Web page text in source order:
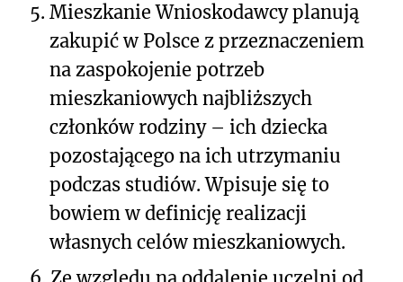
5. Mieszkanie Wnioskodawcy planują
zakupić w Polsce z przeznaczeniem
na zaspokojenie potrzeb
mieszkaniowych najbliższych
członków rodziny – ich dziecka
pozostającego na ich utrzymaniu
podczas studiów. Wpisuje się to
bowiem w definicję realizacji
własnych celów mieszkaniowych.